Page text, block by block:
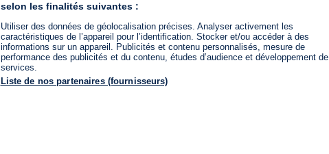
selon les finalités suivantes :
Utiliser des données de géolocalisation précises. Analyser activement les
caractéristiques de l’appareil pour l’identification. Stocker et/ou accéder à des
informations sur un appareil. Publicités et contenu personnalisés, mesure de
performance des publicités et du contenu, études d’audience et développement de
services.
Liste de nos partenaires (fournisseurs)